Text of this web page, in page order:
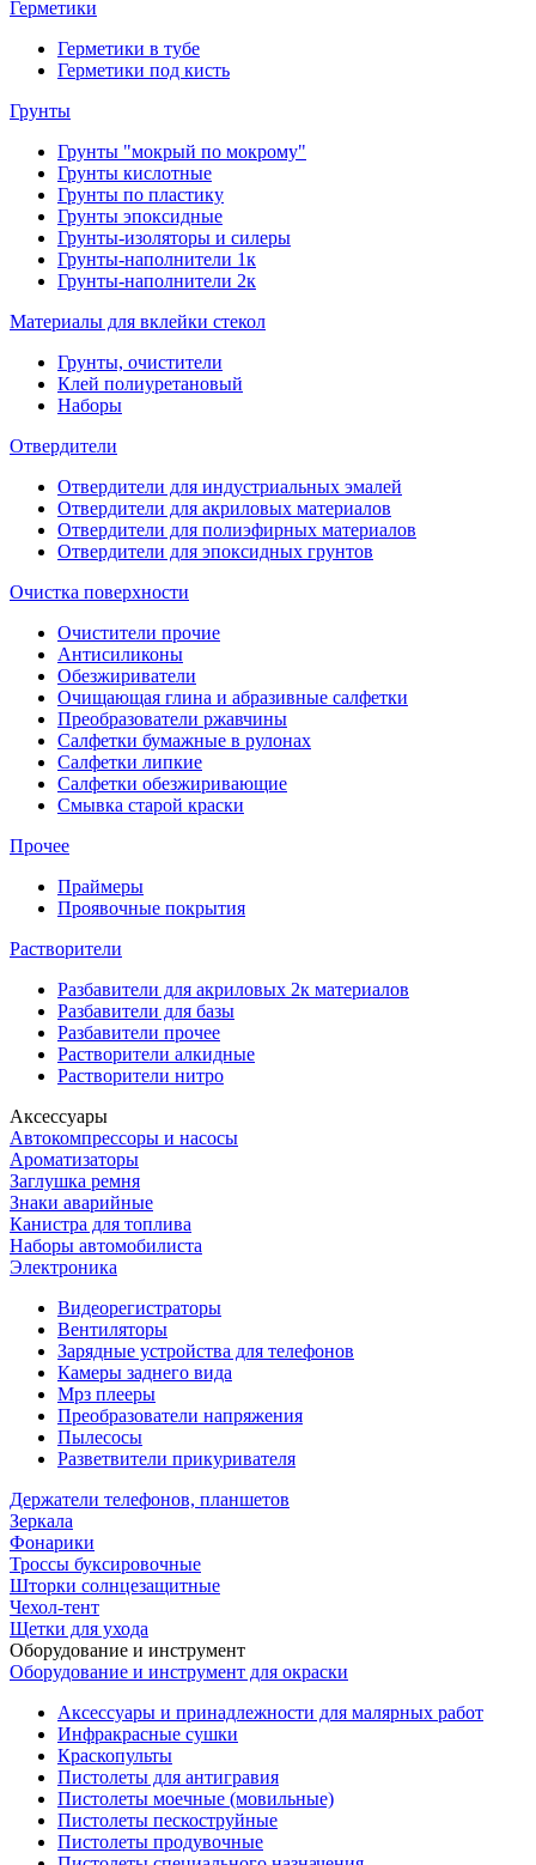
Герметики
Герметики в тубе
Герметики под кисть
Грунты
Грунты "мокрый по мокрому"
Грунты кислотные
Грунты по пластику
Грунты эпоксидные
Грунты-изоляторы и силеры
Грунты-наполнители 1к
Грунты-наполнители 2к
Материалы для вклейки стекол
Грунты, очистители
Клей полиуретановый
Наборы
Отвердители
Отвердители для индустриальных эмалей
Отвердители для акриловых материалов
Отвердители для полиэфирных материалов
Отвердители для эпоксидных грунтов
Очистка поверхности
Очистители прочие
Антисиликоны
Обезжириватели
Очищающая глина и абразивные салфетки
Преобразователи ржавчины
Салфетки бумажные в рулонах
Салфетки липкие
Салфетки обезжиривающие
Смывка старой краски
Прочее
Праймеры
Проявочные покрытия
Растворители
Разбавители для акриловых 2к материалов
Разбавители для базы
Разбавители прочее
Растворители алкидные
Растворители нитро
Аксессуары
Автокомпрессоры и насосы
Ароматизаторы
Заглушка ремня
Знаки аварийные
Канистра для топлива
Наборы автомобилиста
Электроника
Видеорегистраторы
Вентиляторы
Зарядные устройства для телефонов
Камеры заднего вида
Мрз плееры
Преобразователи напряжения
Пылесосы
Разветвители прикуривателя
Держатели телефонов, планшетов
Зеркала
Фонарики
Троссы буксировочные
Шторки солнцезащитные
Чехол-тент
Щетки для ухода
Оборудование и инструмент
Оборудование и инструмент для окраски
Аксессуары и принадлежности для малярных работ
Инфракрасные сушки
Краскопульты
Пистолеты для антигравия
Пистолеты моечные (мовильные)
Пистолеты пескоструйные
Пистолеты продувочные